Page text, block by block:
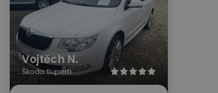

Vojtěch N.
Škoda Superb